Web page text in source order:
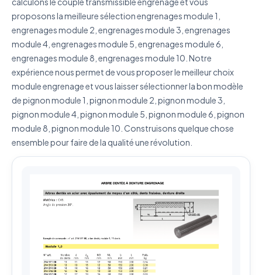
proposons la meilleure sélection engrenages module 1,
engrenages module 2, engrenages module 3, engrenages
module 4, engrenages module 5, engrenages module 6,
engrenages module 8, engrenages module 10. Notre
expérience nous permet de vous proposer le meilleur choix
module engrenage et vous laisser sélectionner la bon modèle
de pignon module 1, pignon module 2, pignon module 3,
pignon module 4, pignon module 5, pignon module 6, pignon
module 8, pignon module 10. Construisons quelque chose
ensemble pour faire de la qualité une révolution.
Vos données sont protégées et ne seront jamais
partagées